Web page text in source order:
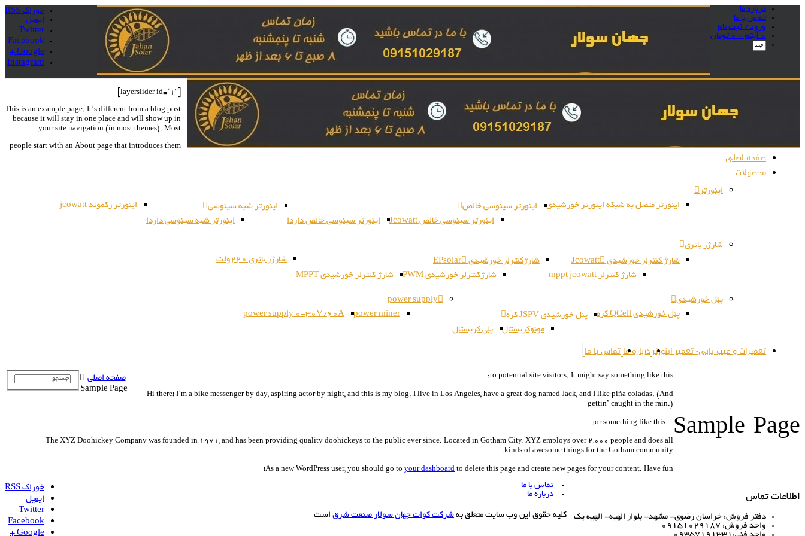
درباره ما
تماس با ما
ورود / ثبت نام
0 آیتم -
0 تومان
خوراک RSS
ایمیل
Twitter
Facebook
Google +
Instagram
صفحه اصلی
محصولات
اینورتر
اینورتر متصل به شبکه اینورتر خورشیدی
اینورتر سینوسی خالص
اینورتر سینوسی خالص Jcowatt
اینورتر سینوسی خالص داردا
اینورتر شبه سینوسی
اینورتر شبه سینوسی داردا
اینورتر رکموند jcowatt
شارژر باتری
شارژ کنترلر خورشیدی Jcowatt
شارژ کنترلر mppt jcowatt
شارژکنترلر خورشیدی EPsolar
شارژکنترلر خورشیدی PWM
شارژ کنترلر خورشیدی MPPT
شارژر باتری 220ولت
پنل خورشیدی
پنل خورشیدی QCell کره
پنل خورشیدی JSPV کره
مونوکریستال
پلی کریستال
power supply
power miner
power supply 0-30V/60A
تعمیرات و عیب یابی- تعمیر اینورتردرباره ماتماس با ما
Sample Page
صفحه اصلی
Sample Page
This is an example page. It’s different from a blog post
because it will stay in one place and will show up in
your site navigation (in most themes). Most
people start with an About page that introduces them
to potential site visitors. It might say something like this:
Hi there! I’m a bike messenger by day, aspiring actor by night, and this is my blog. I live in Los Angeles, have a great dog named Jack, and I like piña coladas. (And
gettin’ caught in the rain.)
…or something like this:
The XYZ Doohickey Company was founded in 1971, and has been providing quality doohickeys to the public ever since. Located in Gotham City, XYZ employs over 2,000 people and does all
kinds of awesome things for the Gotham community.
As a new WordPress user, you should go to your dashboard to delete this page and create new pages for your content. Have fun!
اطلاعات تماس
دفتر فروش: خراسان رضوی- مشهد- بلوار الهیه- الهیه یک
واحد فروش: 09151029187
تماس با ما
درباره ما
کلیه حقوق این وب سایت متعلق به شرکت کوات جهان سولار صنعت شرق است
خوراک RSS
ایمیل
Twitter
Facebook
Google +